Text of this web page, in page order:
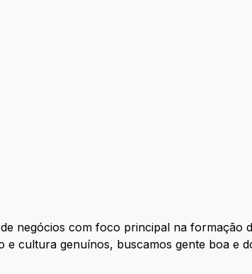
negócios com foco principal na formação
cultura genuínos, buscamos gente boa e